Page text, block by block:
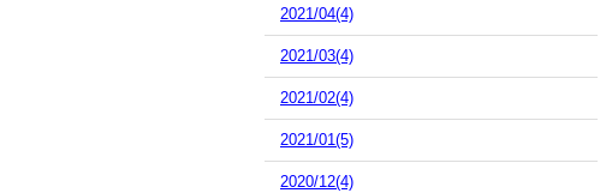
2021/04(4)
2021/03(4)
2021/02(4)
2021/01(5)
2020/12(4)